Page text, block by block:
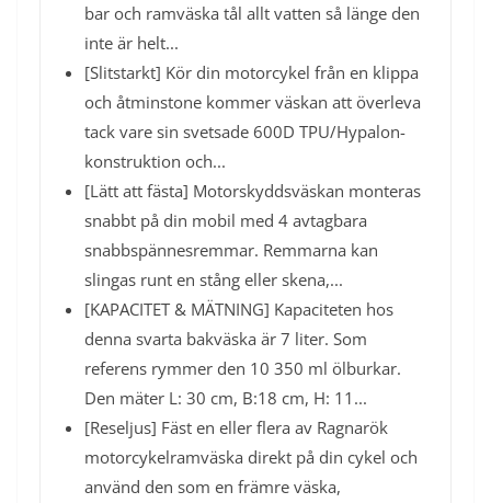
bar och ramväska tål allt vatten så länge den
inte är helt...
[Slitstarkt] Kör din motorcykel från en klippa
och åtminstone kommer väskan att överleva
tack vare sin svetsade 600D TPU/Hypalon-
konstruktion och...
[Lätt att fästa] Motorskyddsväskan monteras
snabbt på din mobil med 4 avtagbara
snabbspännesremmar. Remmarna kan
slingas runt en stång eller skena,...
[KAPACITET & MÄTNING] Kapaciteten hos
denna svarta bakväska är 7 liter. Som
referens rymmer den 10 350 ml ölburkar.
Den mäter L: 30 cm, B:18 cm, H: 11...
[Reseljus] Fäst en eller flera av Ragnarök
motorcykelramväska direkt på din cykel och
använd den som en främre väska,